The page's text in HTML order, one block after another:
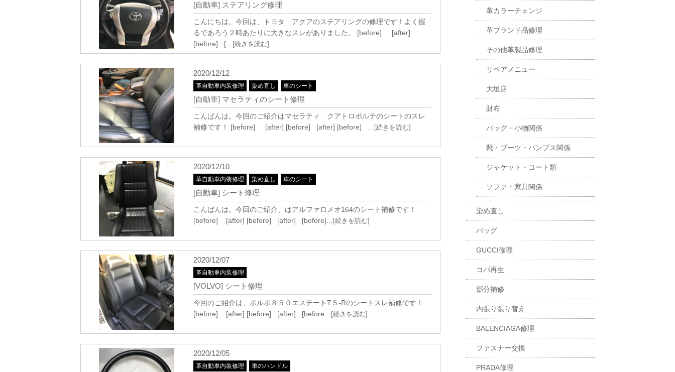
[自動車] ステアリング修理
こんにちは。今回は、トヨタ アクアのステアリングの修理です！よく握
るであろう２時あたりに大きなスレがありました。 [before] [after]
[before] […[続きを読む]
2020/12/12
革自動車内装修理 染め直し 車のシート
[自動車] マセラティのシート修理
こんばんは。今回のご紹介はマセラティ クアトロポルテのシートのスレ
補修です！ [before] [after] [before] [after] [before] …[続きを読む]
2020/12/10
革自動車内装修理 染め直し 車のシート
[自動車] シート修理
こんばんは。今回のご紹介、はアルファロメオ164のシート補修です！
[before] [after] [before] [after] [before]…[続きを読む]
2020/12/07
革自動車内装修理
[VOLVO] シート修理
今回のご紹介は、ボルボ８５０エステートT５-Rのシートスレ補修です！
[before] [after] [before] [after] [before…[続きを読む]
2020/12/05
革自動車内装修理 車のハンドル
革カラーチェンジ
革ブランド品修理
その他革製品修理
リペアメニュー
大垣店
財布
バッグ・小物関係
靴・ブーツ・パンプス関係
ジャケット・コート類
ソファ・家具関係
染め直し
バッグ
GUCCI修理
コバ再生
部分補修
内張り張り替え
BALENCIAGA修理
ファスナー交換
PRADA修理